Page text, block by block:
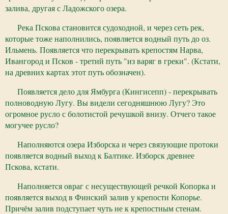
залива, другая с Ладожского озера.
Река Пскова становится судоходной, и через сеть рек,
которые тоже наполнились, появляется водный путь до оз.
Ильмень. Появляется что перекрывать крепостям Нарва,
Ивангород и Псков - третий путь "из варяг в греки". (Кстати,
на древних картах этот путь обозначен).
Появляется дело для Ямбурга (Кингисепп) - перекрывать
полноводную Лугу. Вы видели сегодняшнюю Лугу? Это
огромное русло с болотистой речушкой внизу. Отчего такое
могучее русло?
Наполняются озера Изборска и через связующие протоки
появляется водный выход к Балтике. Изборск древнее
Пскова, кстати.
Наполняется овраг с несуществующей речкой Копорка и
появляется выход в Финский залив у крепости Копорье.
Причём залив подступает чуть не к крепостным стенам.